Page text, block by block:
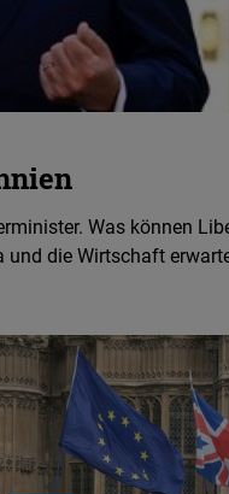
Was können
und die Wirtschaft